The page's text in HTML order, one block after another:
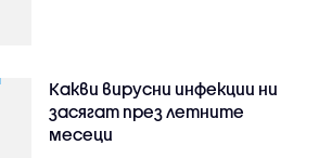
Какви вирусни инфекции ни
засягат през летните
месеци